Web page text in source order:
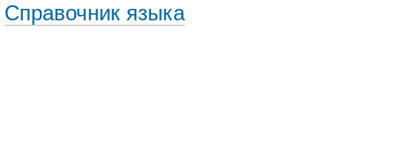
Справочник языка